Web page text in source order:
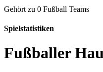
Gehört zu 0 Fußball Teams
Spielstatistiken
Fußballer